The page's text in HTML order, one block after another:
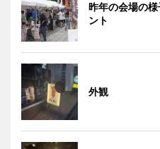
昨年の会場の
ント
外観